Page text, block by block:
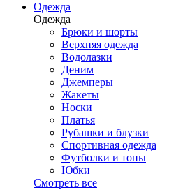
Одежда
Одежда
Брюки и шорты
Верхняя одежда
Водолазки
Деним
Джемперы
Жакеты
Носки
Платья
Рубашки и блузки
Спортивная одежда
Футболки и топы
Юбки
Смотреть все